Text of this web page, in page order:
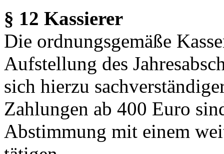
§ 12 Kassierer
Die ordnungsgemäße
Aufstellung des
sich hierzu
Zahlungen ab 400 Euro
Abstimmung mit einem